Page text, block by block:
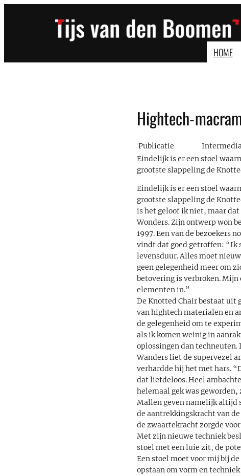
HOME
Hightech-
Publicatie
Eindelijk is er een stoel
grootste slappeling de
Eindelijk is er een stoel
grootste slappeling de
is het geloof ik niet, maar
Wonders. Zijn ontwerp won
1997. Een van de bezoekers
vindt dat goed getroffen: “Ik
levensduur. Alles moet
geen gelegenheid meer om
betovering is verbroken.
elementen in.”
De Knotted Chair bestaat uit
van hightech materialen en
de gelegenheid om te
als ik komen weinig in
oplossingen dan
Wanders liet de supervezel
verhardde hij het met hars.
dat liefdeloos. Heel
helemaal gek was geworden,
Mallen geven namelijk altijd
de aantrekkingskracht van
de zwaartekracht zorgde
Met zijn nieuwe techniek
stoel met een luie zit, de
Een stoel moet voor mij bij
opstaan om vorm en